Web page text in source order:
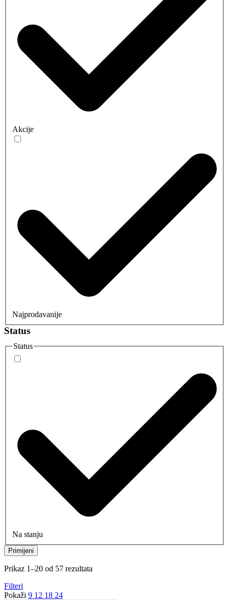
Akcije
Najprodavanije
Status
Status
Na stanju
Primijeni
Prikaz 1–20 od 57 rezultata
Filteri
Pokaži 9 12 18 24